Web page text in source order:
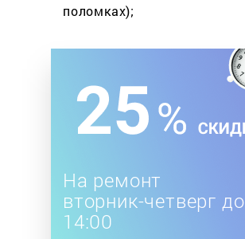
поломках);
На ремонт
вторник-четверг до
14:00